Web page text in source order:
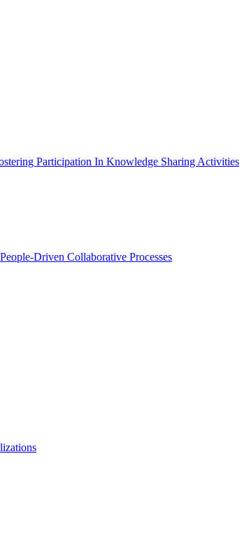
Participation In Knowledge Sharing Activities
Driven Collaborative Processes